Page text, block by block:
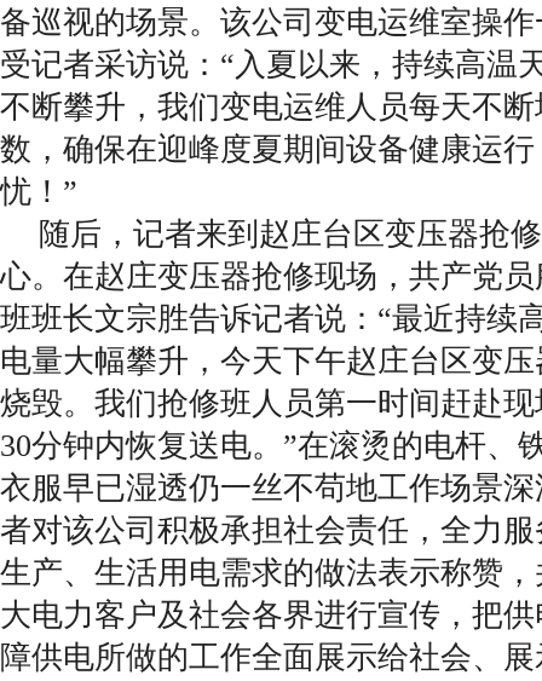
备巡视的场景。该公司变电运维室操
受记者采访说：“入夏以来，持续高温
不断攀升，我们变电运维人员每天不
数，确保在迎峰度夏期间设备健康运
忧！”
随后，记者来到赵庄台区变压器抢
心。在赵庄变压器抢修现场，共产党
班班长文宗胜告诉记者说：“最近持续
电量大幅攀升，今天下午赵庄台区变
烧毁。我们抢修班人员第一时间赶赴
30分钟内恢复送电。”在滚烫的电杆、
衣服早已湿透仍一丝不苟地工作场景
者对该公司积极承担社会责任，全力
生产、生活用电需求的做法表示称赞
大电力客户及社会各界进行宣传，把
障供电所做的工作全面展示给社会、